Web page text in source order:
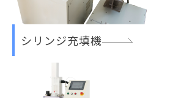
シリンジ充填機